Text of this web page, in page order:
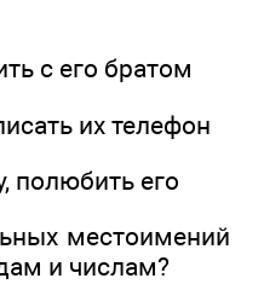
с его братом
их телефон
полюбить его
местоимений
и числам?